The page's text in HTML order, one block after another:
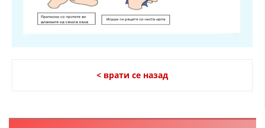
ПРЕЗЕНТАЦИИ
< врати се назад